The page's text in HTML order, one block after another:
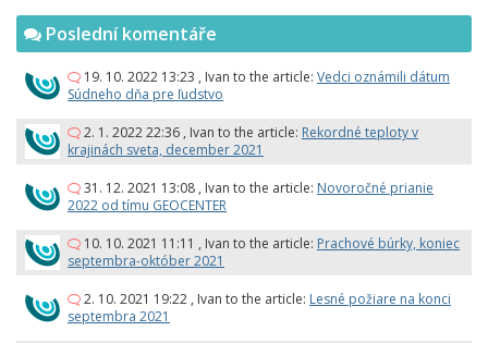
Poslední komentáře
19. 10. 2022 13:23 , Ivan to the article: Vedci oznámili dátum
Súdneho dňa pre ľudstvo
2. 1. 2022 22:36 , Ivan to the article: Rekordné teploty v
krajinách sveta, december 2021
31. 12. 2021 13:08 , Ivan to the article: Novoročné prianie
2022 od tímu GEOCENTER
10. 10. 2021 11:11 , Ivan to the article: Prachové búrky, koniec
septembra-október 2021
2. 10. 2021 19:22 , Ivan to the article: Lesné požiare na konci
septembra 2021